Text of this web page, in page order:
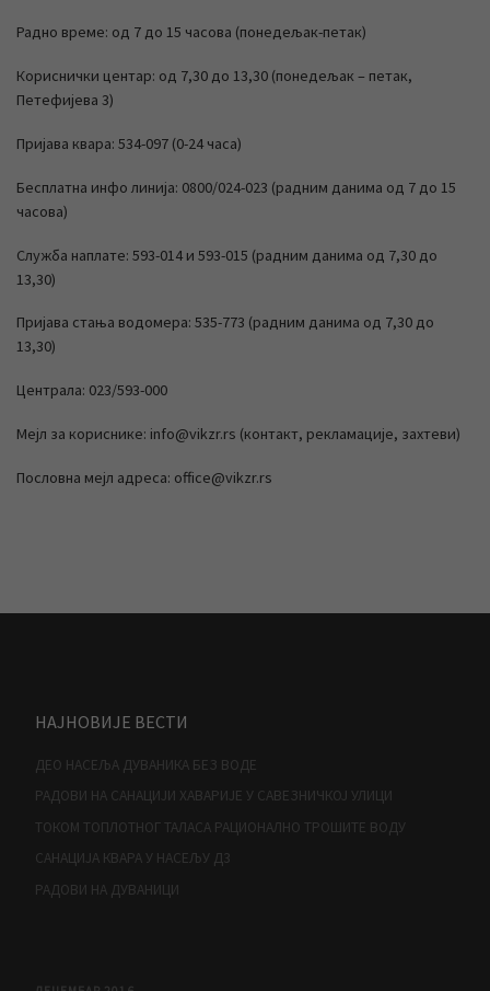
Радно време: од 7 до 15 часова (понедељак-петак)
Кориснички центар: од 7,30 до 13,30 (понедељак – петак,
Петефијева 3)
Пријава квара: 534-097 (0-24 часа)
Бесплатна инфо линија: 0800/024-023 (радним данима од 7 до 15
часова)
Служба наплате: 593-014 и 593-015 (радним данима од 7,30 до
13,30)
Пријава стања водомера: 535-773 (радним данима од 7,30 до
13,30)
Централа: 023/593-000
Мејл за кориснике: info@vikzr.rs (контакт, рекламације, захтеви)
Пословна мејл адреса: office@vikzr.rs
НАЈНОВИЈЕ ВЕСТИ
ДЕО НАСЕЉА ДУВАНИКА БЕЗ ВОДЕ
РАДОВИ НА САНАЦИЈИ ХАВАРИЈЕ У САВЕЗНИЧКОЈ УЛИЦИ
ТОКОМ ТОПЛОТНОГ ТАЛАСА РАЦИОНАЛНО ТРОШИТЕ ВОДУ
САНАЦИЈА КВАРА У НАСЕЉУ Д3
РАДОВИ НА ДУВАНИЦИ